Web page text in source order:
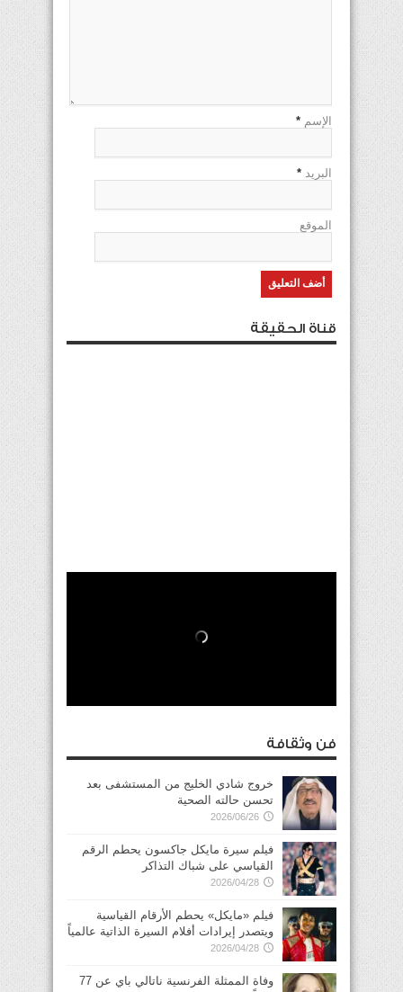
الإسم *
البريد *
الموقع
قناة الحقيقة
فن وثقافة
خروج شادي الخليج من المستشفى بعد
تحسن حالته الصحية
2026/06/26
فيلم سيرة مايكل جاكسون يحطم الرقم
القياسي على شباك التذاكر
2026/04/28
فيلم «مايكل» يحطم الأرقام القياسية
ويتصدر إيرادات أفلام السيرة الذاتية عالمياً
2026/04/28
وفاة الممثلة الفرنسية ناتالي باي عن 77